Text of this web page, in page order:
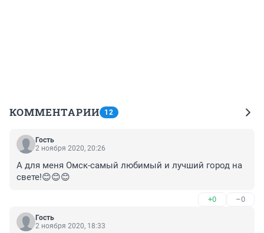
КОММЕНТАРИИ 12
Гость
2 ноября 2020, 20:26
А для меня Омск-самый любимый и лучший город на
свете!😊😊😊
+0 –0
Гость
2 ноября 2020, 18:33